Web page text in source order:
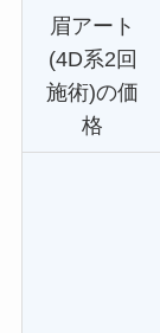
眉アート
(4D系2回
施術)の価
格